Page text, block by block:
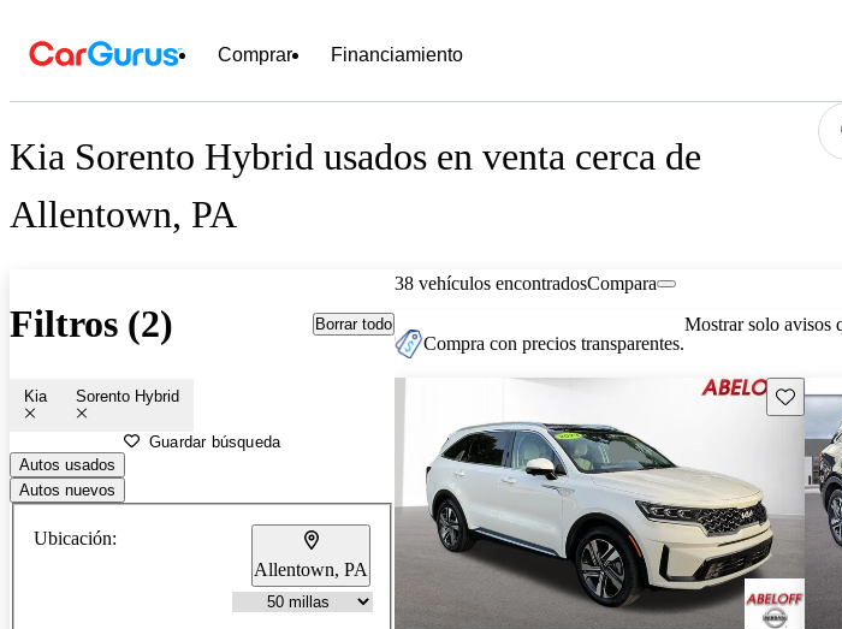
Comprar Financiamiento
Kia Sorento Hybrid usados en venta cerca de
Allentown, PA
Filtros (2) Borrar todo
Kia Sorento Hybrid
Guardar búsqueda
Autos usados
Autos nuevos
Ubicación:
Allentown, PA
38 vehículos encontradosCompara
Compra con precios transparentes.
Mostrar solo avisos
Guarda